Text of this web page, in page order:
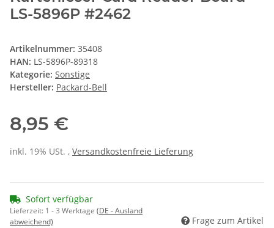
LS-5896P #2462
Artikelnummer: 35408
HAN: LS-5896P-89318
Kategorie: Sonstige
Hersteller: Packard-Bell
8,95 €
inkl. 19% USt. , Versandkostenfreie Lieferung
Sofort verfügbar
Lieferzeit: 1 - 3 Werktage (DE - Ausland
abweichend)
Frage zum Artikel